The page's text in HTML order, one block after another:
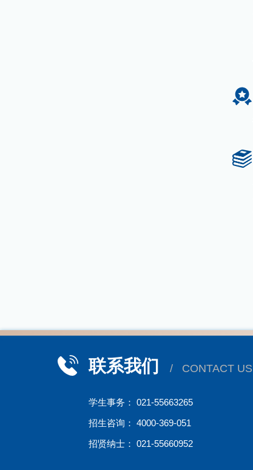
联系我们 / CONTACT US
学生事务： 021-55663265
招生咨询： 4000-369-051
招贤纳士： 021-55660952